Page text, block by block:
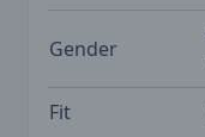
Gender
Fit